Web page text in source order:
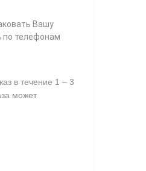
Вашу
по телефонам
в течение 1 – 3
может